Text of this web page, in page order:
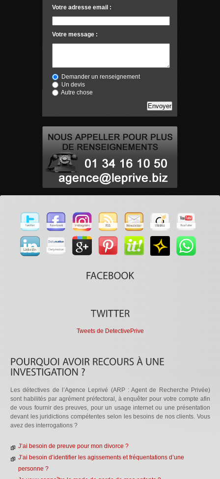
Votre adresse email :
Votre message :
Demander un renseignement
Un devis
Autre chose
Tweets de DetectivePrive
Les détectives de l’Agence Leprivé (ARP : Agent de Recherche Privée)
sont habilités par agrément préfectoral, à enquêter pour votre compte afin
de vous fournir des preuves, pour un usage internet ou une présentation
devant les juridictions compétentes selon les besoins de nos clients. Vous
avez des interrogations ?
J’ai besoin de preuve pour mon divorce ?
J’ai besoin d’identifier les agissements et fréquentations d’une
personne ?